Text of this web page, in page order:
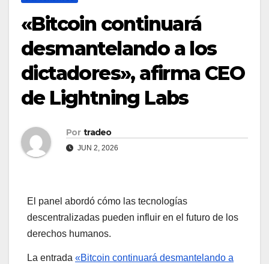
«Bitcoin continuará
desmantelando a los
dictadores», afirma CEO
de Lightning Labs
Por tradeo
JUN 2, 2026
El panel abordó cómo las tecnologías
descentralizadas pueden influir en el futuro de los
derechos humanos.
La entrada «Bitcoin continuará desmantelando a